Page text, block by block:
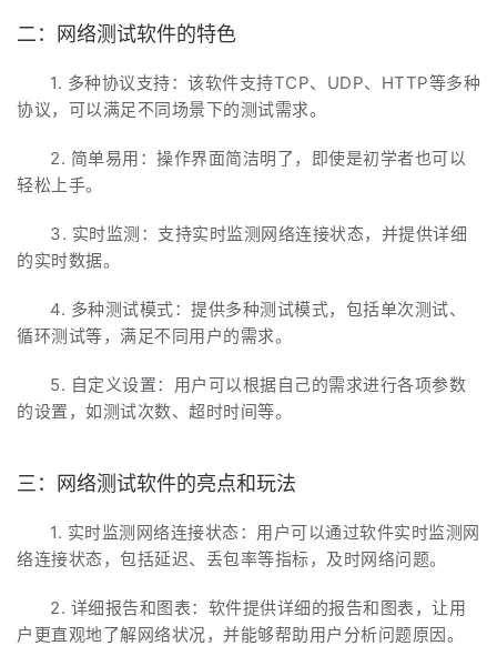
二：网络测试软件的特色
1. 多种协议支持：该软件支持TCP、UDP、HTTP等多种
协议，可以满足不同场景下的测试需求。
2. 简单易用：操作界面简洁明了，即使是初学者也可以
轻松上手。
3. 实时监测：支持实时监测网络连接状态，并提供详细
的实时数据。
4. 多种测试模式：提供多种测试模式，包括单次测试、
循环测试等，满足不同用户的需求。
5. 自定义设置：用户可以根据自己的需求进行各项参数
的设置，如测试次数、超时时间等。
三：网络测试软件的亮点和玩法
1. 实时监测网络连接状态：用户可以通过软件实时监测网
络连接状态，包括延迟、丢包率等指标，及时网络问题。
2. 详细报告和图表：软件提供详细的报告和图表，让用
户更直观地了解网络状况，并能够帮助用户分析问题原因。